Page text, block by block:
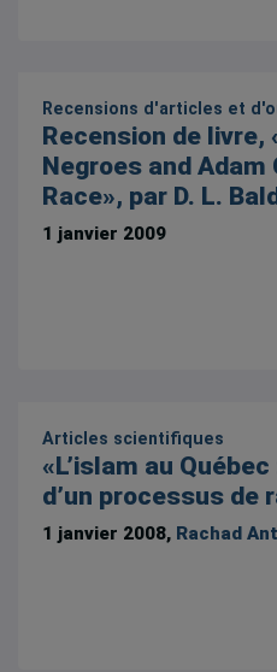
Recensions d'articles et
Recension de livre,
Negroes and Adam
Race», par D. L.
1 janvier 2009
Articles scientifiques
«L’islam au
d’un processus de
1 janvier 2008, Rachad